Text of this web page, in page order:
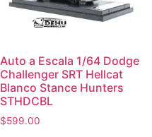
Auto a Escala 1/64 Dodge
Challenger SRT Hellcat
Blanco Stance Hunters
STHDCBL
$599.00